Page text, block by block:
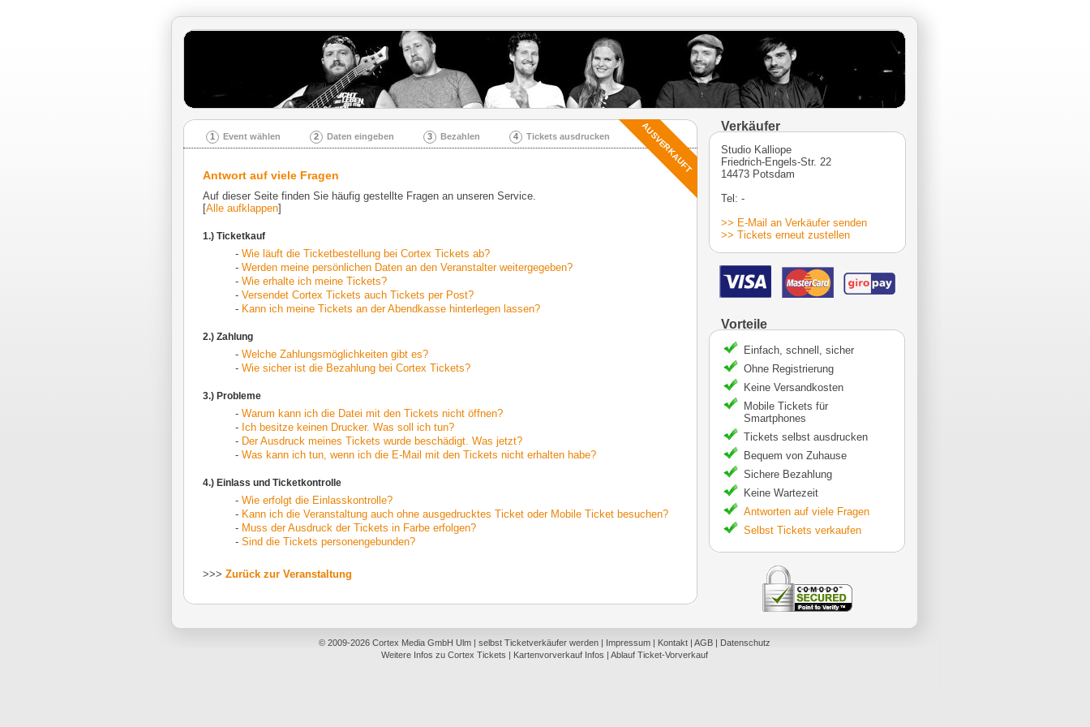
AUSVERKAUFT
1 Event wählen 2 Daten eingeben 3 Bezahlen 4 Tickets ausdrucken
Antwort auf viele Fragen
Auf dieser Seite finden Sie häufig gestellte Fragen an unseren Service.
[Alle aufklappen]
1.) Ticketkauf
- Wie läuft die Ticketbestellung bei Cortex Tickets ab?
- Werden meine persönlichen Daten an den Veranstalter weitergegeben?
- Wie erhalte ich meine Tickets?
- Versendet Cortex Tickets auch Tickets per Post?
- Kann ich meine Tickets an der Abendkasse hinterlegen lassen?
2.) Zahlung
- Welche Zahlungsmöglichkeiten gibt es?
- Wie sicher ist die Bezahlung bei Cortex Tickets?
3.) Probleme
- Warum kann ich die Datei mit den Tickets nicht öffnen?
- Ich besitze keinen Drucker. Was soll ich tun?
- Der Ausdruck meines Tickets wurde beschädigt. Was jetzt?
- Was kann ich tun, wenn ich die E-Mail mit den Tickets nicht erhalten habe?
4.) Einlass und Ticketkontrolle
- Wie erfolgt die Einlasskontrolle?
- Kann ich die Veranstaltung auch ohne ausgedrucktes Ticket oder Mobile Ticket besuchen?
- Muss der Ausdruck der Tickets in Farbe erfolgen?
- Sind die Tickets personengebunden?
>>> Zurück zur Veranstaltung
Verkäufer
Studio Kalliope
Friedrich-Engels-Str. 22
14473 Potsdam
Tel: -
>> E-Mail an Verkäufer senden
>> Tickets erneut zustellen
Vorteile
Einfach, schnell, sicher
Ohne Registrierung
Keine Versandkosten
Mobile Tickets für
Smartphones
Tickets selbst ausdrucken
Bequem von Zuhause
Sichere Bezahlung
Keine Wartezeit
Antworten auf viele Fragen
Selbst Tickets verkaufen
© 2009-2026 Cortex Media GmbH Ulm | selbst Ticketverkäufer werden | Impressum | Kontakt | AGB | Datenschutz
Weitere Infos zu Cortex Tickets | Kartenvorverkauf Infos | Ablauf Ticket-Vorverkauf